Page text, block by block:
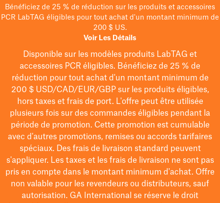
Bénéficiez de 25 % de réduction sur les produits et accessoires
PCR LabTAG éligibles pour tout achat d'un montant minimum de
200 $ US.
Voir Les Détails
Disponible sur les modèles produits LabTAG et
accessoires PCR éligibles. Bénéficiez de 25 % de
réduction pour tout achat d'un montant minimum de
200 $USD/CAD/EUR/GBPsur les produits éligibles,
hors taxes et frais de port. L'offre peut être utilisée
plusieurs fois sur des commandes éligibles pendant la
période de promotion. Cette promotion est cumulable
avec d'autres promotions, remises ou accords tarifaires
spéciaux. Des frais de livraison standard peuvent
s'appliquer. Les taxes et les frais de livraison ne sont pas
pris en compte dans le montant minimum d'achat. Offre
non valable pour les revendeurs ou distributeurs, sauf
autorisation. GA International se réserve le droit